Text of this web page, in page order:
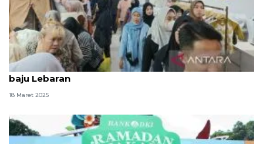
Pasar Tanah Abang mulai dipadati warga pemburu
baju Lebaran
18 Maret 2025